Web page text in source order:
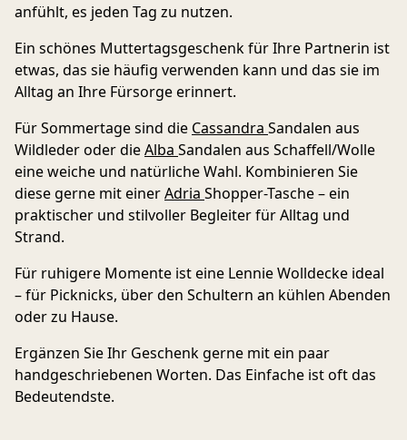
anfühlt, es jeden Tag zu nutzen.
Ein schönes Muttertagsgeschenk für Ihre Partnerin ist
etwas, das sie häufig verwenden kann und das sie im
Alltag an Ihre Fürsorge erinnert.
Für Sommertage sind die Cassandra Sandalen aus
Wildleder oder dieAlba Sandalen aus Schaffell/Wolle
eine weiche und natürliche Wahl. Kombinieren Sie
diese gerne mit einerAdria Shopper-Tasche– ein
praktischer und stilvoller Begleiter für Alltag und
Strand.
Für ruhigere Momente ist eine Lennie Wolldecke ideal
– für Picknicks, über den Schultern an kühlen Abenden
oder zu Hause.
Ergänzen Sie Ihr Geschenk gerne mit ein paar
handgeschriebenen Worten. Das Einfache ist oft das
Bedeutendste.